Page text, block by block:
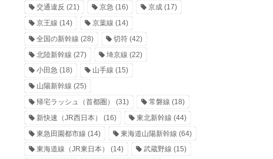
交通違反 (21) 京急 (16) 京成(17)
京王線 (14) 京葉線 (14)
全国の新幹線 (28) 切符(42)
北陸新幹線 (27) 埼京線 (22)
小田急 (18) 山手線 (15)
山陽新幹線 (25)
帰宅ラッシュ（首都圏）
(31) 常磐線 (18)
新快速（JR西日本）
(16) 東北新幹線 (44)
東急田園都市線 (14) 東海道山陽新幹線 (64)
東海道線（JR東日本）
(14) 武蔵野線 (15)